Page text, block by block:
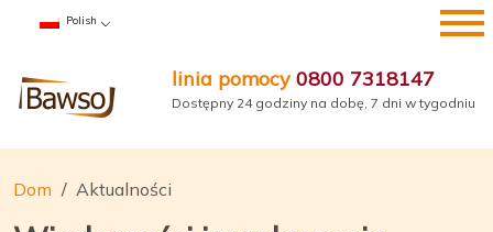
Polish
linia pomocy 0800 7318147
Dostępny 24 godziny na dobę, 7 dni w tygodniu
Dom Aktualności